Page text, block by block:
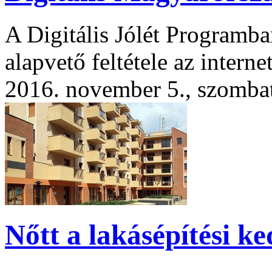
A Digitális Jólét
alapvető feltétele az
2016. november 5.,
Nőtt a lakásépítési